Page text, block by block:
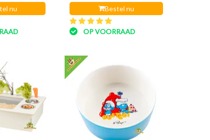
nu Bestel nu
OP VOORRAAD